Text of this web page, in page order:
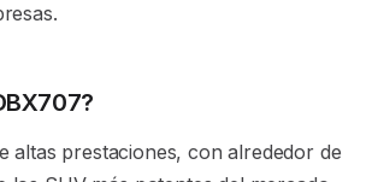
altas prestaciones, con alrededor de